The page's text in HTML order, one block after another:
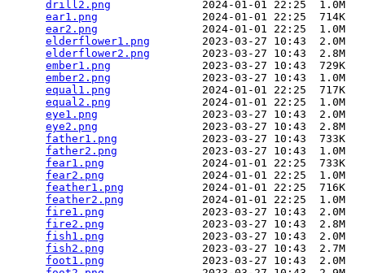
drill2.png
              2024-01-01 22:25  1.0M
ear1.png
                2024-01-01 22:25  714K
ear2.png
                2024-01-01 22:25  1.0M
elderflower1.png
        2023-03-27 10:43  2.0M
elderflower2.png
        2023-03-27 10:43  2.8M
ember1.png
              2023-03-27 10:43  729K
ember2.png
              2023-03-27 10:43  1.0M
equal1.png
              2024-01-01 22:25  717K
equal2.png
              2024-01-01 22:25  1.0M
eye1.png
                2023-03-27 10:43  2.0M
eye2.png
                2023-03-27 10:43  2.8M
father1.png
             2023-03-27 10:43  733K
father2.png
             2023-03-27 10:43  1.0M
fear1.png
               2024-01-01 22:25  733K
fear2.png
               2024-01-01 22:25  1.0M
feather1.png
            2024-01-01 22:25  716K
feather2.png
            2024-01-01 22:25  1.0M
fire1.png
               2023-03-27 10:43  2.0M
fire2.png
               2023-03-27 10:43  2.8M
fish1.png
               2023-03-27 10:43  2.0M
fish2.png
               2023-03-27 10:43  2.7M
foot1.png
               2023-03-27 10:43  2.0M